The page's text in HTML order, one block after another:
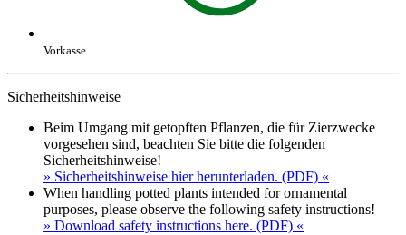
Vorkasse
Sicherheitshinweise
Beim Umgang mit getopften Pflanzen, die für Zierzwecke
vorgesehen sind, beachten Sie bitte die folgenden
Sicherheitshinweise!
» Sicherheitshinweise hier herunterladen. (PDF) «
When handling potted plants intended for ornamental
purposes, please observe the following safety instructions!
» Download safety instructions here. (PDF) «